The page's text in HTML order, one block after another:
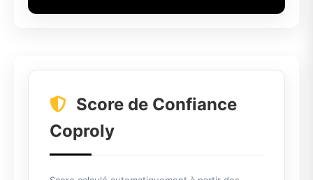
Score de Confiance
Coproly